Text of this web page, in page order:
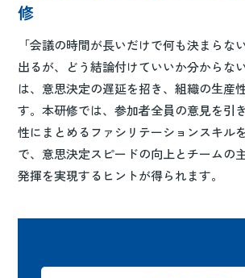
修
「会議の時間が長いだけで何も決まらな
出るが、どう結論付けていいか分からな
は、意思決定の遅延を招き、組織の生産
す。本研修では、参加者全員の意見を引
性にまとめるファシリテーションスキル
で、意思決定スピードの向上とチームの
発揮を実現するヒントが得られます。